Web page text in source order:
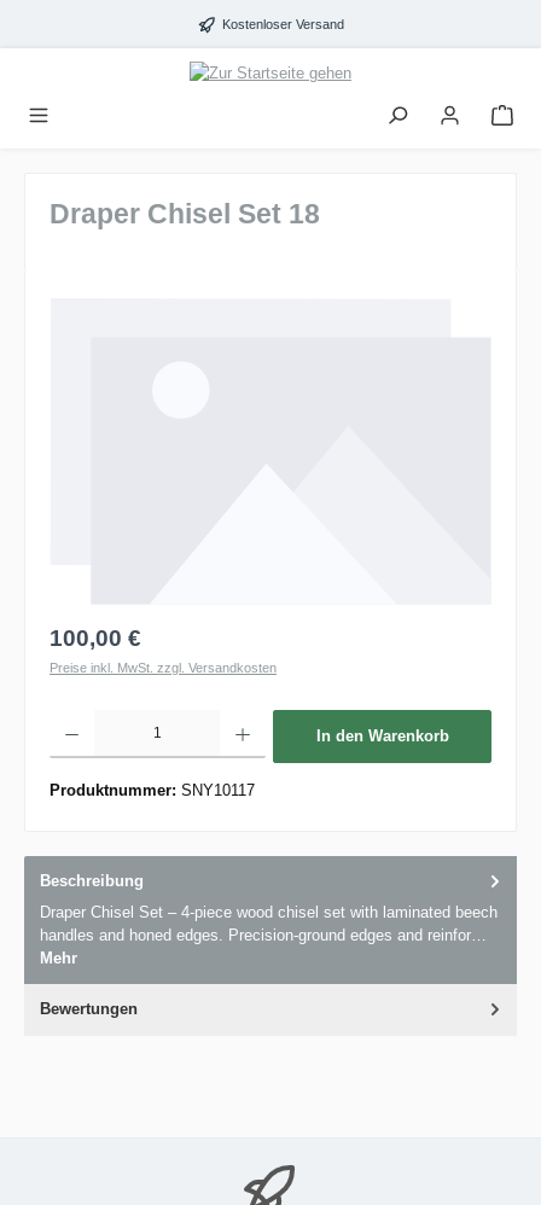
Kostenloser Versand
Draper Chisel Set 18
100,00 €
Preise inkl. MwSt. zzgl. Versandkosten
In den Warenkorb
Produktnummer: SNY10117
Beschreibung
Draper Chisel Set – 4-piece wood chisel set with laminated beech
handles and honed edges. Precision-ground edges and reinfor…
Mehr
Bewertungen